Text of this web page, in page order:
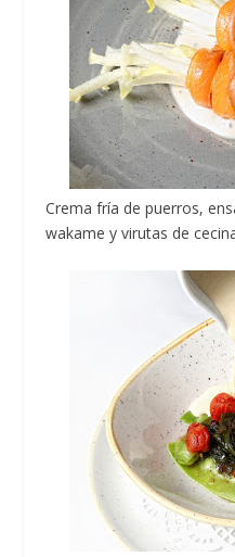
Crema fría de puerros,
wakame y virutas de